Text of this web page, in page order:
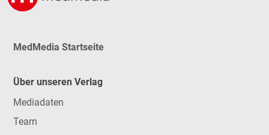
MedMedia Startseite
Über unseren Verlag
Mediadaten
Team